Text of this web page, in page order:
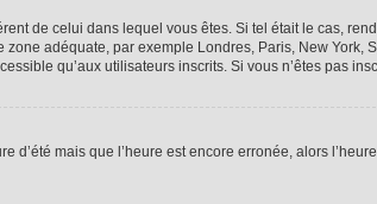
de celui dans lequel vous êtes. Si tel était le cas,
adéquate, par exemple Londres, Paris, New York,
qu’aux utilisateurs inscrits. Si vous n’êtes pas
d’été mais que l’heure est encore erronée, alors